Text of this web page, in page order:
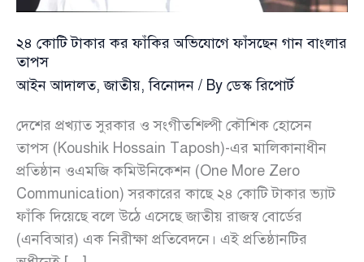
২৪ কোটি টাকার কর ফাঁকির অভিযোগে ফাঁসছেন গান বাংলার
তাপস
আইন আদালত,জাতীয়,বিনোদন / By ডেস্ক রিপোর্ট
দেশের প্রখ্যাত সুরকার ও সংগীতশিল্পী কৌশিক হোসেন
তাপস (Koushik Hossain Taposh)-এর মালিকানাধীন
প্রতিষ্ঠান ওএমজি কমিউনিকেশন (One More Zero
Communication) সরকারের কাছে ২৪ কোটি টাকার ভ্যাট
ফাঁকি দিয়েছে বলে উঠে এসেছে জাতীয় রাজস্ব বোর্ডের
(এনবিআর) এক নিরীক্ষা প্রতিবেদনে। এই প্রতিষ্ঠানটির